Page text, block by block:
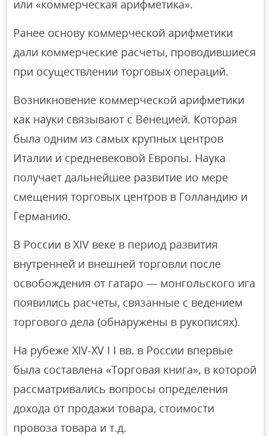
или «коммерческая арифметика».
Ранее основу коммерческой арифметики
дали коммерческие расчеты, проводившиеся
при осуществлении торговых операций.
Возникновение коммерческой арифметики
как науки связывают с Венецией. Которая
была одним из самых крупных центров
Италии и средневековой Европы. Наука
получает дальнейшее развитие ио мере
смещения торговых центров в Голландию и
Германию.
В России в XIV веке в период развития
внутренней и внешней торговли после
освобождения от гатаро — монгольского ига
появились расчеты, связанные с ведением
торгового дела (обнаружены в рукописях).
На рубеже XIV-XV I I вв. в России впервые
была составлена «Торговая книга», в которой
рассматривались вопросы определения
дохода от продажи товара, стоимости
провоза товара и т.д.